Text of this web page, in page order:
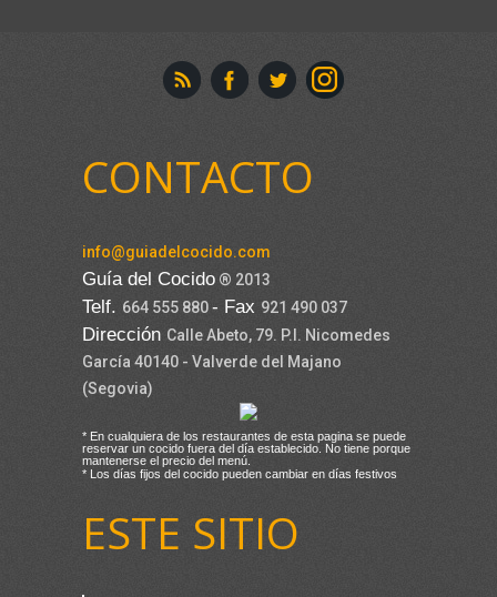
CONTACTO
info@guiadelcocido.com
Guía del Cocido ® 2013
Telf. 664 555 880- Fax 921 490 037
Dirección Calle Abeto, 79. P.I. Nicomedes
García 40140 - Valverde del Majano
(Segovia)
* En cualquiera de los restaurantes de esta pagina se puede
reservar un cocido fuera del día establecido. No tiene porque
mantenerse el precio del menú.
* Los días fijos del cocido pueden cambiar en días festivos
ESTE SITIO